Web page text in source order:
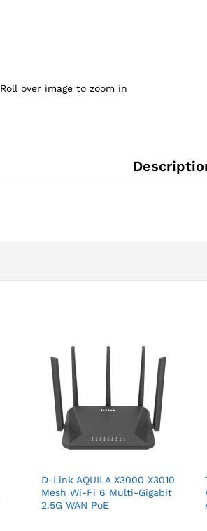
Roll over image to zoom in
D-Link AQUILA X3000 X3010
Mesh Wi-Fi 6 Multi-Gigabit
2.5G WAN PoE